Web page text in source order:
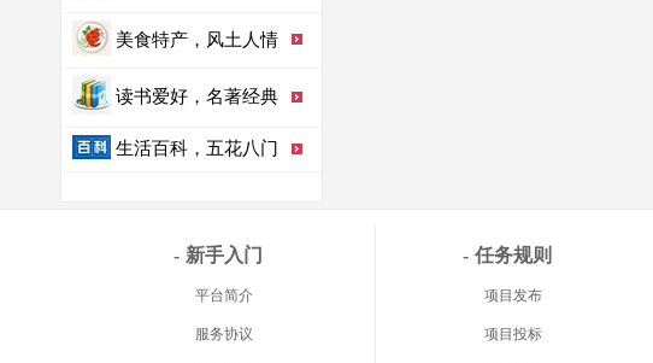
美食特产，风土人情
读书爱好，名著经典
生活百科，五花八门
- 新手入门
平台简介
服务协议
- 任务规则
项目发布
项目投标